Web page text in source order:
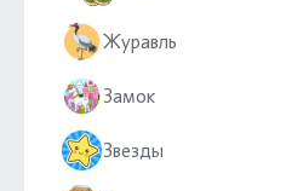
Журавль
Замок
Звезды